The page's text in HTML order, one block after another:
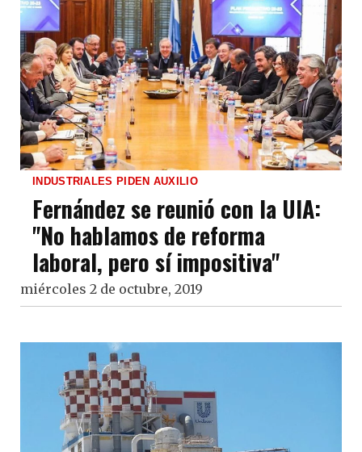
INDUSTRIALES PIDEN AUXILIO
Fernández se reunió con la UIA:
"No hablamos de reforma
laboral, pero sí impositiva"
miércoles 2 de octubre, 2019